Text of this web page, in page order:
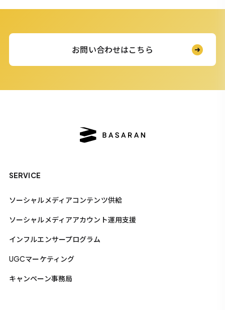
お問い合わせはこちら
SERVICE
ソーシャルメディアコンテンツ供給
ソーシャルメディアアカウント運用支援
インフルエンサープログラム
UGCマーケティング
キャンペーン事務局